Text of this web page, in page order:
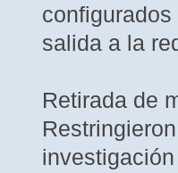
salida a la
Retirada de